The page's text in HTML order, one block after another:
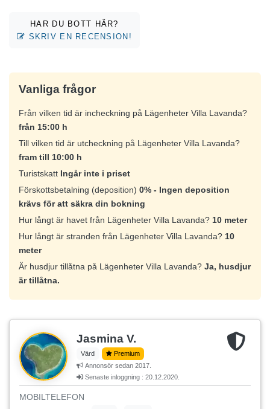
HAR DU BOTT HÄR?
SKRIV EN RECENSION!
Vanliga frågor
Från vilken tid är incheckning på Lägenheter Villa Lavanda?
från 15:00 h
Till vilken tid är utcheckning på Lägenheter Villa Lavanda?
fram till 10:00 h
Turistskatt Ingår inte i priset
Förskottsbetalning (deposition) 0% - Ingen deposition
krävs för att säkra din bokning
Hur långt är havet från Lägenheter Villa Lavanda? 10 meter
Hur långt är stranden från Lägenheter Villa Lavanda? 10
meter
Är husdjur tillåtna på Lägenheter Villa Lavanda? Ja, husdjur
är tillåtna.
Jasmina V.
Värd
Premium
Annonsör sedan 2017.
Senaste inloggning : 20.12.2020.
MOBILTELEFON